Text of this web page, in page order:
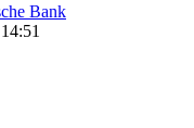
Bank